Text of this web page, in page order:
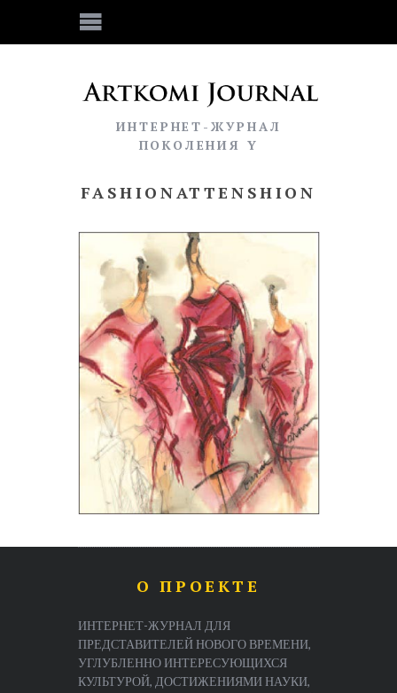
ИНТЕРНЕТ-ЖУРНАЛ
ПОКОЛЕНИЯ Y
FASHIONATTENSHION
О ПРОЕКТЕ
ИНТЕРНЕТ-ЖУРНАЛ ДЛЯ
ПРЕДСТАВИТЕЛЕЙ НОВОГО ВРЕМЕНИ,
УГЛУБЛЕННО ИНТЕРЕСУЮЩИХСЯ
КУЛЬТУРОЙ, ДОСТИЖЕНИЯМИ НАУКИ,